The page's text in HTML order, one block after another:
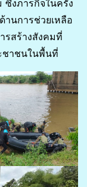
งภารกิจในครั้ง
านการช่วยเหลือ
รสร้างสังคมที่
ชาชนในพื้นที่